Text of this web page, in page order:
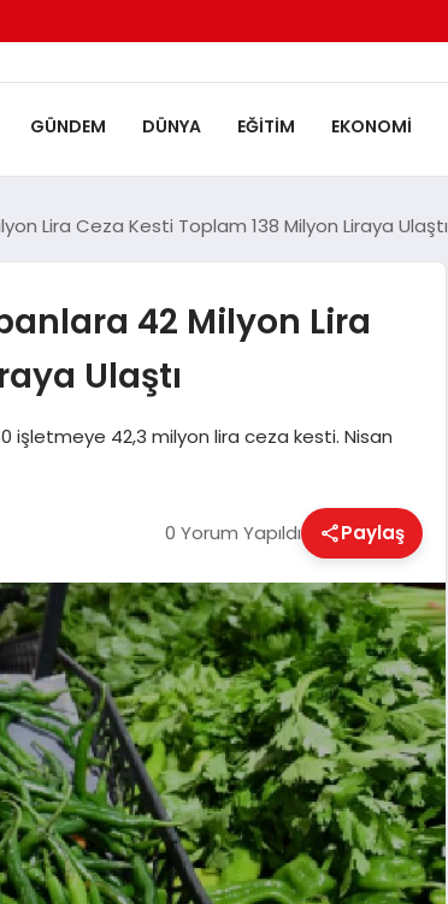
GÜNDEM DÜNYA EĞITIM EKONOMI
Lira Ceza Kesti Toplam 138 Milyon Liraya Ulaştı
42 Milyon Lira
Ulaştı
işletmeye 42,3 milyon lira ceza kesti. Nisan
0 Yorum Yapıldı Paylaş